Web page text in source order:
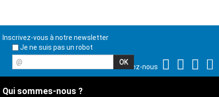
Inscrivez-vous à notre newsletter
Je ne suis pas un robot
@
Suivez-nous
Qui sommes-nous ?